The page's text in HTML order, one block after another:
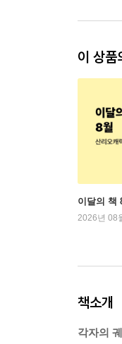
이 상품
이달의 책
2026년 08
책소개
각자의